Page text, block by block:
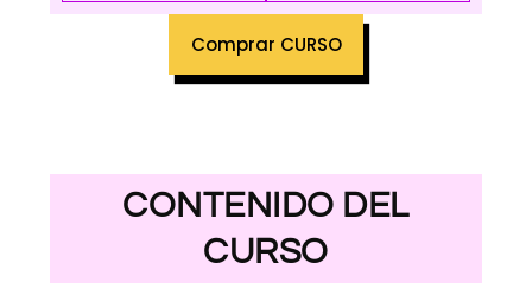
Comprar CURSO
CONTENIDO DEL
CURSO